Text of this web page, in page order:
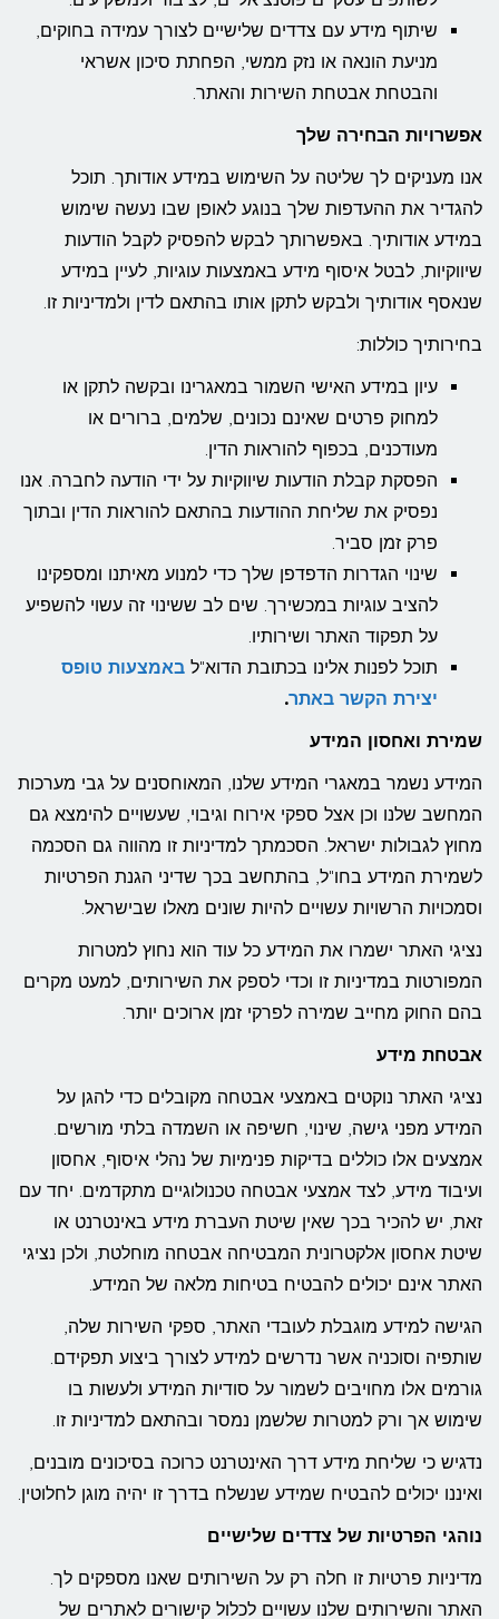
שיתוף מידע עם צדדים שלישיים לצורך עמידה בחוקים,
מניעת הונאה או נזק ממשי, הפחתת סיכון אשראי
והבטחת אבטחת השירות והאתר.
אפשרויות הבחירה שלך
אנו מעניקים לך שליטה על השימוש במידע אודותך. תוכל
להגדיר את ההעדפות שלך בנוגע לאופן שבו נעשה שימוש
במידע אודותיך. באפשרותך לבקש להפסיק לקבל הודעות
שיווקיות, לבטל איסוף מידע באמצעות עוגיות, לעיין במידע
שנאסף אודותיך ולבקש לתקן אותו בהתאם לדין ולמדיניות זו.
בחירותיך כוללות:
עיון במידע האישי השמור במאגרינו ובקשה לתקן או
למחוק פרטים שאינם נכונים, שלמים, ברורים או
מעודכנים, בכפוף להוראות הדין.
הפסקת קבלת הודעות שיווקיות על ידי הודעה לחברה. אנו
נפסיק את שליחת ההודעות בהתאם להוראות הדין ובתוך
פרק זמן סביר.
שינוי הגדרות הדפדפן שלך כדי למנוע מאיתנו ומספקינו
להציב עוגיות במכשירך. שים לב ששינוי זה עשוי להשפיע
על תפקוד האתר ושירותיו.
תוכל לפנות אלינו בכתובת הדוא"ל באמצעות טופס
יצירת הקשר באתר.
שמירת ואחסון המידע
המידע נשמר במאגרי המידע שלנו, המאוחסנים על גבי מערכות
המחשב שלנו וכן אצל ספקי אירוח וגיבוי, שעשויים להימצא גם
מחוץ לגבולות ישראל. הסכמתך למדיניות זו מהווה גם הסכמה
לשמירת המידע בחו"ל, בהתחשב בכך שדיני הגנת הפרטיות
וסמכויות הרשויות עשויים להיות שונים מאלו שבישראל.
נציגי האתר ישמרו את המידע כל עוד הוא נחוץ למטרות
המפורטות במדיניות זו וכדי לספק את השירותים, למעט מקרים
בהם החוק מחייב שמירה לפרקי זמן ארוכים יותר.
אבטחת מידע
נציגי האתר נוקטים באמצעי אבטחה מקובלים כדי להגן על
המידע מפני גישה, שינוי, חשיפה או השמדה בלתי מורשים.
אמצעים אלו כוללים בדיקות פנימיות של נהלי איסוף, אחסון
ועיבוד מידע, לצד אמצעי אבטחה טכנולוגיים מתקדמים. יחד עם
זאת, יש להכיר בכך שאין שיטת העברת מידע באינטרנט או
שיטת אחסון אלקטרונית המבטיחה אבטחה מוחלטת, ולכן נציגי
האתר אינם יכולים להבטיח בטיחות מלאה של המידע.
הגישה למידע מוגבלת לעובדי האתר, ספקי השירות שלה,
שותפיה וסוכניה אשר נדרשים למידע לצורך ביצוע תפקידם.
גורמים אלו מחויבים לשמור על סודיות המידע ולעשות בו
שימוש אך ורק למטרות שלשמן נמסר ובהתאם למדיניות זו.
נדגיש כי שליחת מידע דרך האינטרנט כרוכה בסיכונים מובנים,
ואיננו יכולים להבטיח שמידע שנשלח בדרך זו יהיה מוגן לחלוטין.
נוהגי הפרטיות של צדדים שלישיים
מדיניות פרטיות זו חלה רק על השירותים שאנו מספקים לך.
האתר והשירותים שלנו עשויים לכלול קישורים לאתרים של